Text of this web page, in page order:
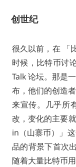
创世纪
很久以前，在 「
时候，比特币讨
Talk 论坛。那是
布，他们的创造
来宣传。几乎所
改，变化的主要
in（山寨币）」
品的背景下首次
随着大量比特币